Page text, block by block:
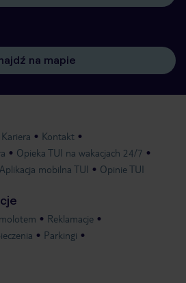
na mapie
Kariera
Kontakt
Opieka TUI na wakacjach 24/7
Aplikacja mobilna TUI Opinie TUI
Reklamacje
Parkingi